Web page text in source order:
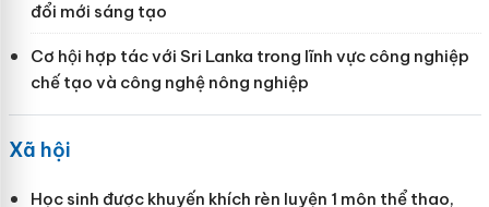
đổi mới sáng tạo
Cơ hội hợp tác với Sri Lanka trong lĩnh vực công nghiệp
chế tạo và công nghệ nông nghiệp
Xã hội
Học sinh được khuyến khích rèn luyện 1 môn thể thao,